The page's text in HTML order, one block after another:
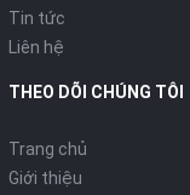
Tin tức
Liên hệ
THEO DÕI CHÚNG TÔI
Trang chủ
Giới thiệu